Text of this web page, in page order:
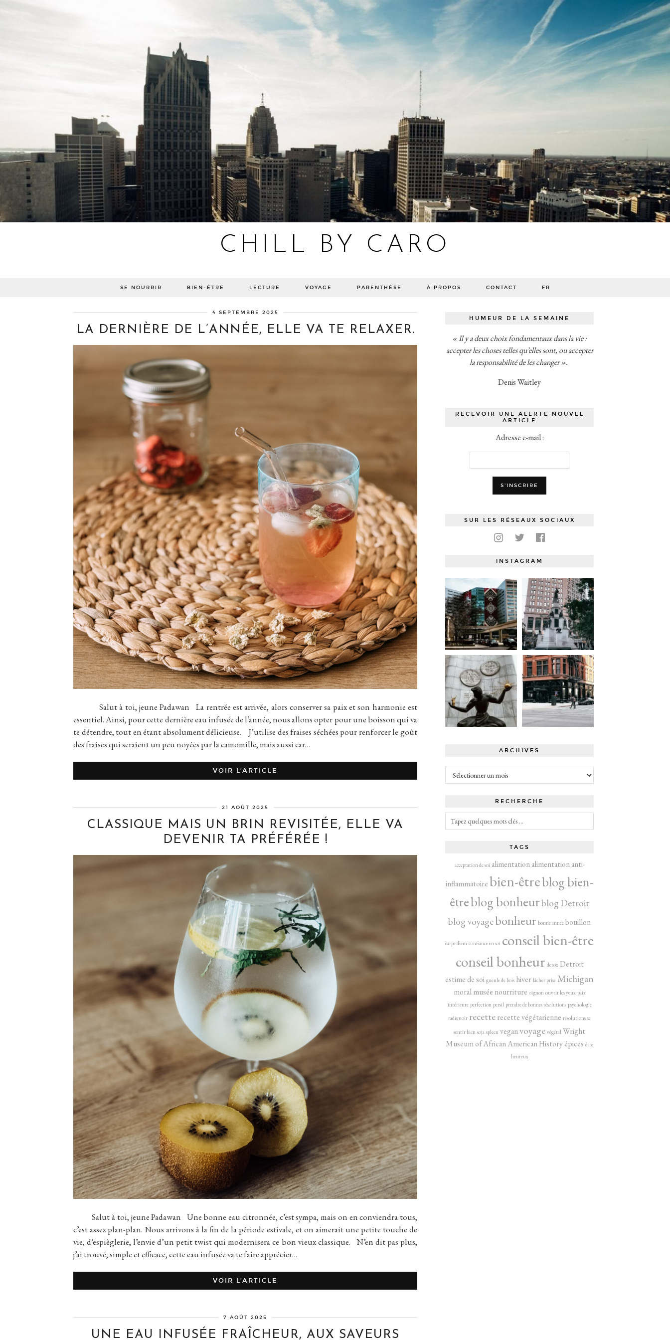
CHILL BY CARO
SE NOURRIR BIEN-ÊTRE LECTURE VOYAGE PARENTHÈSE À PROPOS CONTACT FR
4 SEPTEMBRE 2025
LA DERNIÈRE DE L’ANNÉE, ELLE VA TE RELAXER.
Salut à toi, jeune Padawan La rentrée est arrivée, alors conserver sa paix et son harmonie est
essentiel. Ainsi, pour cette dernière eau infusée de l’année, nous allons opter pour une boisson qui va
te détendre, tout en étant absolument délicieuse. J’utilise des fraises séchées pour renforcer le goût
des fraises qui seraient un peu noyées par la camomille, mais aussi car…
VOIR L’ARTICLE
21 AOÛT 2025
CLASSIQUE MAIS UN BRIN REVISITÉE, ELLE VA
DEVENIR TA PRÉFÉRÉE !
Salut à toi, jeune Padawan Une bonne eau citronnée, c’est sympa, mais on en conviendra tous,
c’est assez plan-plan. Nous arrivons à la fin de la période estivale, et on aimerait une petite touche de
vie, d’espièglerie, l’envie d’un petit twist qui modernisera ce bon vieux classique. N’en dit pas plus,
j’ai trouvé, simple et efficace, cette eau infusée va te faire apprécier…
VOIR L’ARTICLE
7 AOÛT 2025
UNE EAU INFUSÉE FRAÎCHEUR, AUX SAVEURS
HUMEUR DE LA SEMAINE
« Il y a deux choix fondamentaux dans la vie :
accepter les choses telles qu’elles sont, ou accepter
la responsabilité de les changer ».
Denis Waitley
RECEVOIR UNE ALERTE NOUVEL
ARTICLE
Adresse e-mail :
SUR LES RÉSEAUX SOCIAUX
INSTAGRAM
ARCHIVES
Archives
RECHERCHE
TAGS
acceptation de soi alimentation alimentation anti-
inflammatoirebien-êtreblog bien-
êtreblog bonheurblog Detroit
blog voyagebonheur bonne année bouillon
carpe diem confiance en soi conseil bien-être
conseil bonheur detox Detroit
estime de soi gueule de bois hiver lâcher prise Michigan
moral musée nourriture oignon ouvrir les yeux paix
intérieure perfection persil prendre de bonnes résolutions psychologie
radis noir recetterecette végétarienne résolutions se
sentir bien soja spleen veganvoyage végétal Wright
Museum of African American Historyépices être
heureux